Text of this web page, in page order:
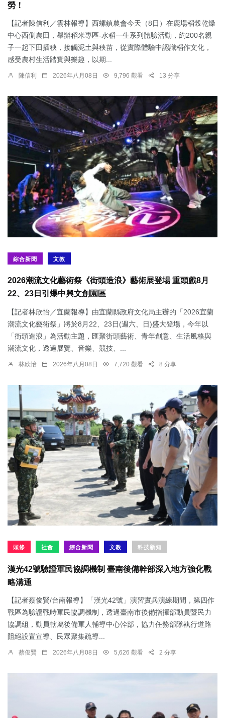
勞！
【記者陳信利／雲林報導】西螺鎮農會今天（8日）在鹿場稻榖乾燥
中心西側農田，舉辦稻米專區-水稻一生系列體驗活動，約200名親
子一起下田插秧，接觸泥土與秧苗，從實際體驗中認識稻作文化，
感受農村生活踏實與樂趣，以期...
陳信利 2026年八月08日 9,796 觀看 13 分享
綜合新聞 文教
2026潮流文化藝術祭《街頭造浪》藝術展登場 重頭戲8月
22、23日引爆中興文創園區
【記者林欣怡／宜蘭報導】由宜蘭縣政府文化局主辦的「2026宜蘭
潮流文化藝術祭」將於8月22、23日(週六、日)盛大登場，今年以
「街頭造浪」為活動主題，匯聚街頭藝術、青年創意、生活風格與
潮流文化，透過展覽、音樂、競技、...
林欣怡 2026年八月08日 7,720 觀看 8 分享
頭條 社會 綜合新聞 文教 科技新知
漢光42號驗證軍民協調機制 臺南後備幹部深入地方強化戰
略溝通
【記者蔡俊賢/台南報導】「漢光42號」演習實兵演練期間，第四作
戰區為驗證戰時軍民協調機制，透過臺南市後備指揮部動員暨民力
協調組，動員轄屬後備軍人輔導中心幹部，協力任務部隊執行道路
阻絕設置宣導、民眾聚集疏導...
蔡俊賢 2026年八月08日 5,626 觀看 2 分享